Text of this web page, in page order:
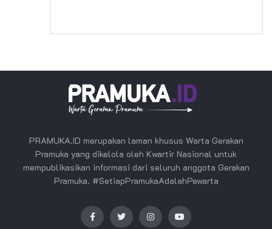
PRAMUKA.ID merupakan laman khusus Warta Gerakan
Pramuka yang dikelola oleh Kwartir Nasional untuk
mempublikasikan informasi dari seluruh anggota Gerakan
Pramuka. #SetiapPramukaAdalahPewarta